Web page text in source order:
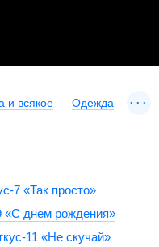
и всякое Одежда ...
7 «Так просто»
«С днем рождения»
11 «Не скучай»